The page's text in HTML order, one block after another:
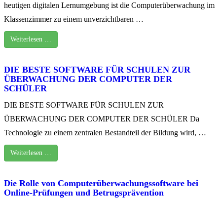
heutigen digitalen Lernumgebung ist die Computerüberwachung im
Klassenzimmer zu einem unverzichtbaren …
Weiterlesen …
DIE BESTE SOFTWARE FÜR SCHULEN ZUR
ÜBERWACHUNG DER COMPUTER DER
SCHÜLER
DIE BESTE SOFTWARE FÜR SCHULEN ZUR
ÜBERWACHUNG DER COMPUTER DER SCHÜLER Da
Technologie zu einem zentralen Bestandteil der Bildung wird, …
Weiterlesen …
Die Rolle von Computerüberwachungssoftware bei
Online-Prüfungen und Betrugsprävention